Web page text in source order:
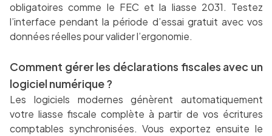
obligatoires comme le FEC et la liasse 2031. Testez
l’interface pendant la période d’essai gratuit avec vos
données réelles pour valider l’ergonomie.
Comment gérer les déclarations fiscales avec un
logiciel numérique ?
Les logiciels modernes génèrent automatiquement
votre liasse fiscale complète à partir de vos écritures
comptables synchronisées. Vous exportez ensuite le